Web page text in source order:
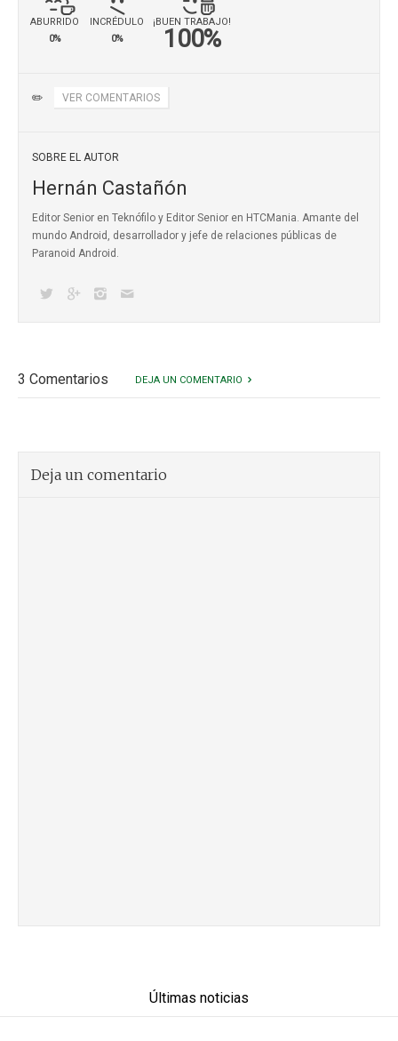
ABURRIDO
0%
INCRÉDULO
0%
¡BUEN TRABAJO!
100%
✏️ VER COMENTARIOS
SOBRE EL AUTOR
Hernán Castañón
Editor Senior en Teknófilo y Editor Senior en HTCMania. Amante del
mundo Android, desarrollador y jefe de relaciones públicas de
Paranoid Android.
3 Comentarios DEJA UN COMENTARIO
Deja un comentario
Últimas noticias